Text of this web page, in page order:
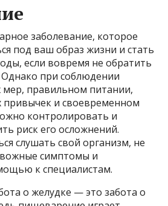
заболевание, которое
под ваш образ жизни и стать
если вовремя не обратить
при соблюдении
мер, правильном питании,
привычек и своевременном
контролировать и
риск его осложнений.
слушать свой организм, не
симптомы и
к специалистам.
о желудке — это забота о